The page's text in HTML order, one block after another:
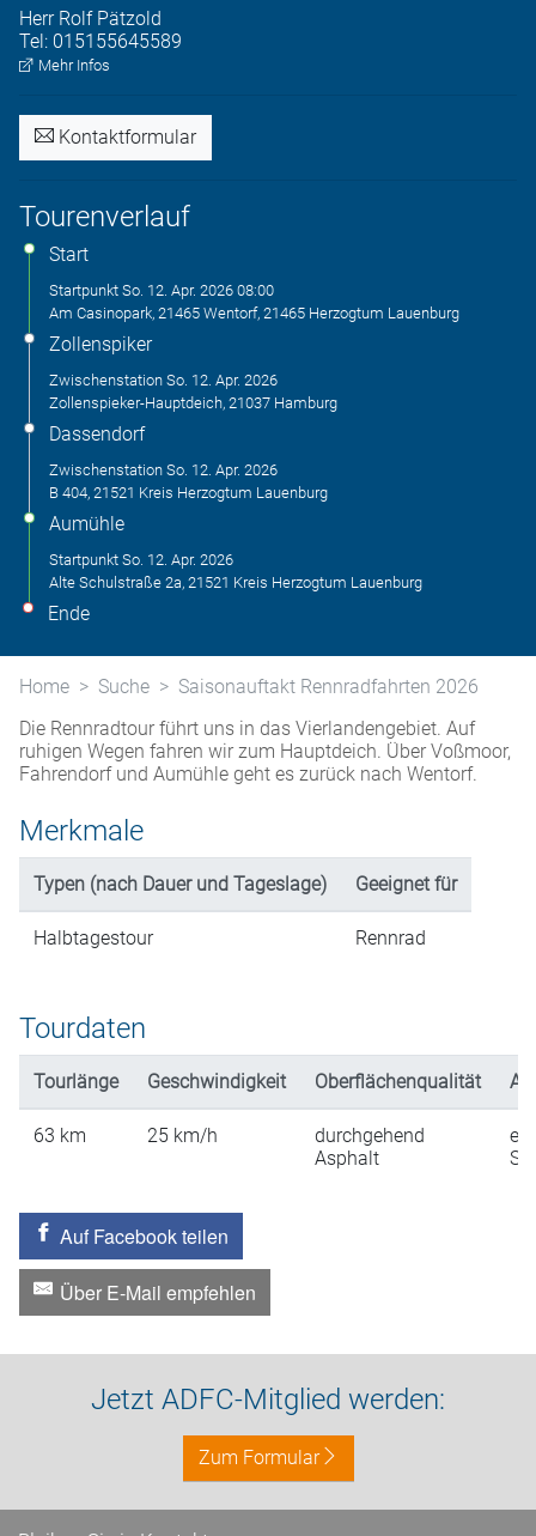
Herr Rolf Pätzold
Tel: 015155645589
Mehr Infos
Kontaktformular
Tourenverlauf
Start
Startpunkt So. 12. Apr. 2026 08:00
Am Casinopark, 21465 Wentorf, 21465 Herzogtum Lauenburg
Zollenspiker
Zwischenstation So. 12. Apr. 2026
Zollenspieker-Hauptdeich, 21037 Hamburg
Dassendorf
Zwischenstation So. 12. Apr. 2026
B 404, 21521 Kreis Herzogtum Lauenburg
Aumühle
Startpunkt So. 12. Apr. 2026
Alte Schulstraße 2a, 21521 Kreis Herzogtum Lauenburg
Ende
Home Suche
Saisonauftakt Rennradfahrten 2026
Die Rennradtour führt uns in das Vierlandengebiet. Auf
ruhigen Wegen fahren wir zum Hauptdeich. Über Voßmoor,
Fahrendorf und Aumühle geht es zurück nach Wentorf.
Merkmale
Typen (nach Dauer und Tageslage) Geeignet für
Halbtagestour Rennrad
Tourdaten
Tourlänge Geschwindigkeit Oberflächenqualität
63 km 25 km/h
durchgehend
Asphalt
Auf Facebook teilen
Über E-Mail empfehlen
Jetzt ADFC-Mitglied werden:
Zum Formular